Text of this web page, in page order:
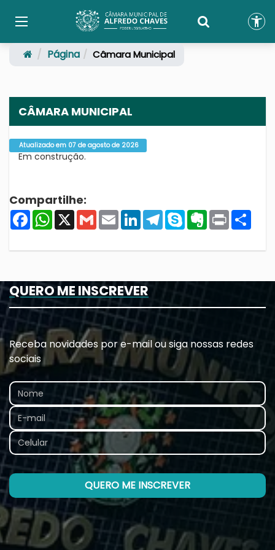
Página Câmara Municipal
CÂMARA MUNICIPAL
Atualizado em 07 de agosto de 2026
Em construção.
Compartilhe:
FacebookWhatsApp
X GmailEmail LinkedInTelegram
SkypeEvernote
Print
QUERO ME INSCREVER
Receba novidades por e-mail ou siga nossas redes
sociais